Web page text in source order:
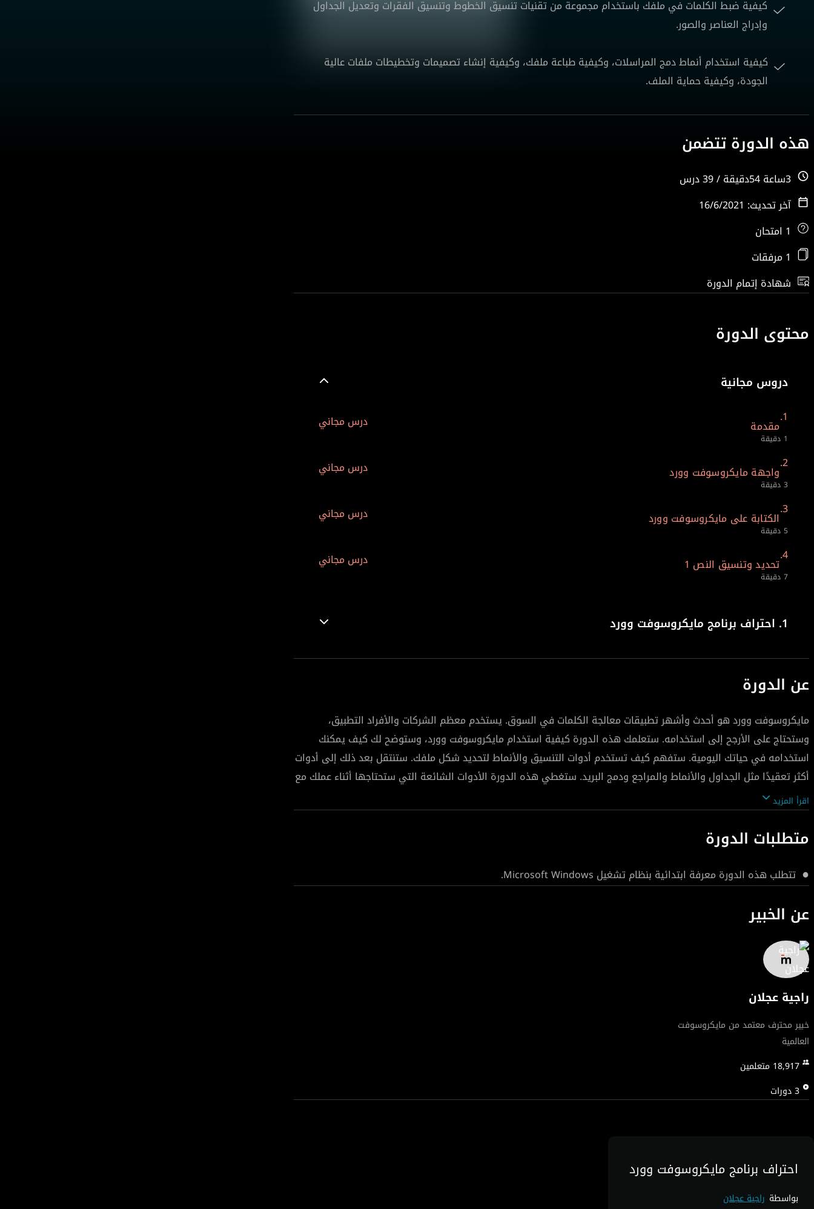
كيفية ضبط الكلمات في ملفك باستخدام مجموعة من تقنيات تنسيق الخطوط وتنسيق الفقرات وتعديل الجداول
وإدراج العناصر والصور.
كيفية استخدام أنماط دمج المراسلات، وكيفية طباعة ملفك، وكيفية إنشاء تصميمات وتخطيطات ملفات عالية
الجودة، وكيفية حماية الملف.
هذه الدورة تتضمن
آخر تحديث: 16/6/2021
شهادة إتمام الدورة
محتوى الدورة
دروس مجانية
1.
مقدمة درس مجاني
1 دقيقة
2.
واجهة مايكروسوفت وورد درس مجاني
3 دقيقة
3.
الكتابة على مايكروسوفت وورد درس مجاني
5 دقيقة
4.
تحديد وتنسيق النص 1 درس مجاني
7 دقيقة
1. احتراف برنامج مايكروسوفت وورد
عن الدورة
مايكروسوفت وورد هو أحدث وأشهر تطبيقات معالجة الكلمات في السوق. يستخدم معظم الشركات والأفراد التطبيق،
وستحتاج على الأرجح إلى استخدامه. ستعلمك هذه الدورة كيفية استخدام مايكروسوفت وورد، وستوضح لك كيف يمكنك
استخدامه في حياتك اليومية. ستفهم كيف تستخدم أدوات التنسيق والأنماط لتحديد شكل ملفك. ستنتقل بعد ذلك إلى أدوات
أكثر تعقيدًا مثل الجداول والأنماط والمراجع ودمج البريد. ستغطي هذه الدورة الأدوات الشائعة التي ستحتاجها أثناء عملك مع
العملاء أو أصحاب العمل في عالم الشركات.
اقرأ المزيد
متطلبات الدورة
تتطلب هذه الدورة معرفة ابتدائية بنظام تشغيل Microsoft Windows.
عن الخبير
راجية عجلان
خبير محترف معتمد من مايكروسوفت
العالمية
18,917 متعلمين
3دورات
احتراف برنامج مايكروسوفت وورد
بواسطة راجية عجلان